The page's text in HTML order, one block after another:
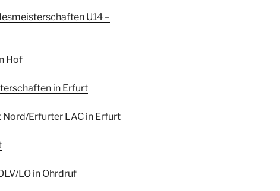
U14 –
Hof
in Erfurt
Nord/Erfurter LAC in Erfurt
LO in Ohrdruf